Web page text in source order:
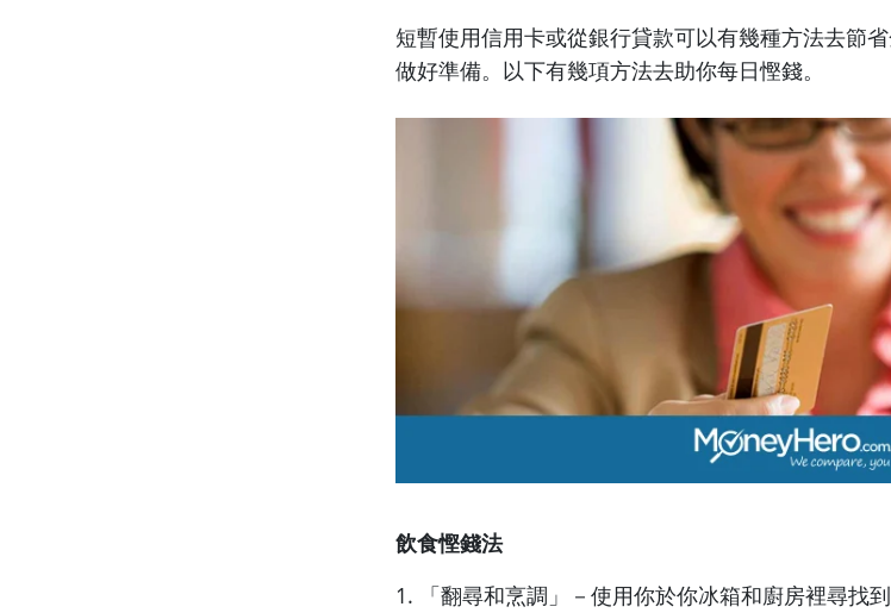
短暫使用信用卡或從銀行貸款可以有幾種方法去節
做好準備。以下有幾項方法去助你每日慳錢。
飲食慳錢法
1. 「翻尋和烹調」－使用你於你冰箱和廚房裡尋找